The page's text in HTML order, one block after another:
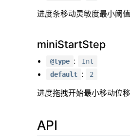
进度条移动灵敏度最小阈
miniStartStep
@type :
Int
default : 2
进度拖拽开始最小移动位
API